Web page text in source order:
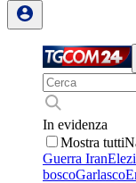
In evidenza
Mostra tutti
Guerra Iran
boscoGarlasco